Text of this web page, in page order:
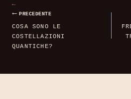
Navigazione
articoli
PRECEDENTE
COSA SONO LE
COSTELLAZIONI
QUANTICHE?